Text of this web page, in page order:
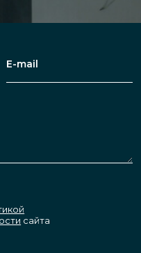
хорошую
с задачей
широкими
компактной
данных лофт
сайта